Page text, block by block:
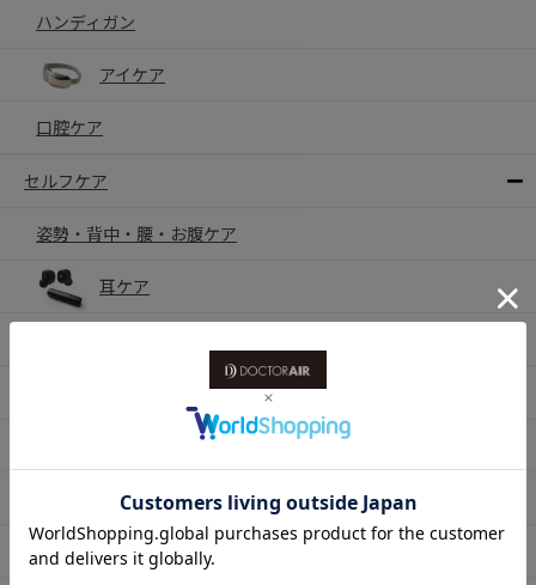
ハンディガン
アイケア
口腔ケア
セルフケア
姿勢・背中・腰・お腹ケア
耳ケア
ネックマッサージャー
マッサージシート
フットマッサージャー